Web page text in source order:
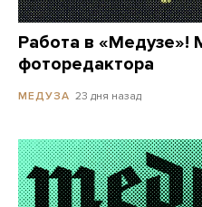
Работа в
фоторедактора
МЕДУЗА 23 дня назад